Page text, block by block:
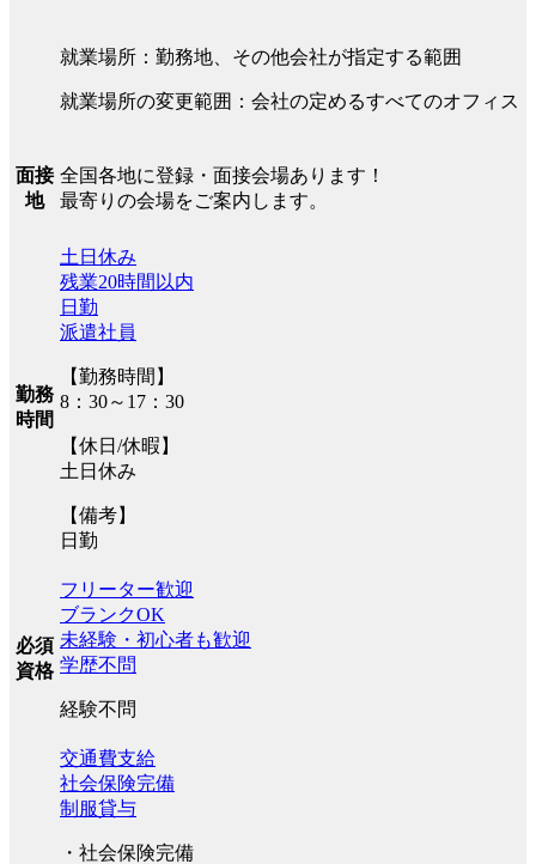
就業場所：勤務地、その他会社が指定する範囲
就業場所の変更範囲：会社の定めるすべてのオフィス
面接
地
全国各地に登録・面接会場あります！
最寄りの会場をご案内します。
勤務
時間
土日休み
残業20時間以内
日勤
派遣社員
【勤務時間】
8：30～17：30
【休日/休暇】
土日休み
【備考】
日勤
必須
資格
フリーター歓迎
ブランクOK
未経験・初心者も歓迎
学歴不問
経験不問
交通費支給
社会保険完備
制服貸与
・社会保険完備